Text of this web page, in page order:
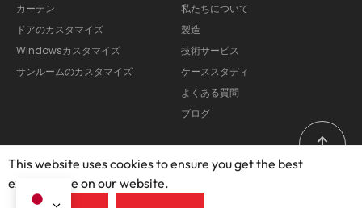
カーテン
ドアのカスタマイズ
Windowsカスタマイズ
サンルームのカスタマイズ
私たちについて
製造
技術サービス
ケーススタディ
よくある質問
ブログ
This website uses cookies to ensure you get the best
exprerience on our website.